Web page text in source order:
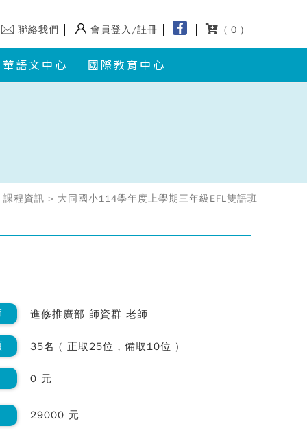
聯絡我們 會員登入/註冊 ( 0 )
華語文中心 國際教育中心
程資訊 > 大同國小114學年度上學期三年級EFL雙語班
進修推廣部 師資群 老師
35名 ( 正取25位，備取10位 )
0 元
29000 元